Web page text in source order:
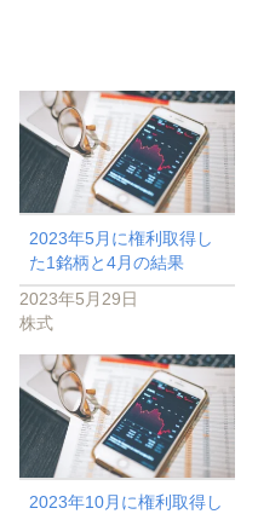
2023年5月に権利取得し
た1銘柄と4月の結果
2023年5月29日
株式
2023年10月に権利取得し